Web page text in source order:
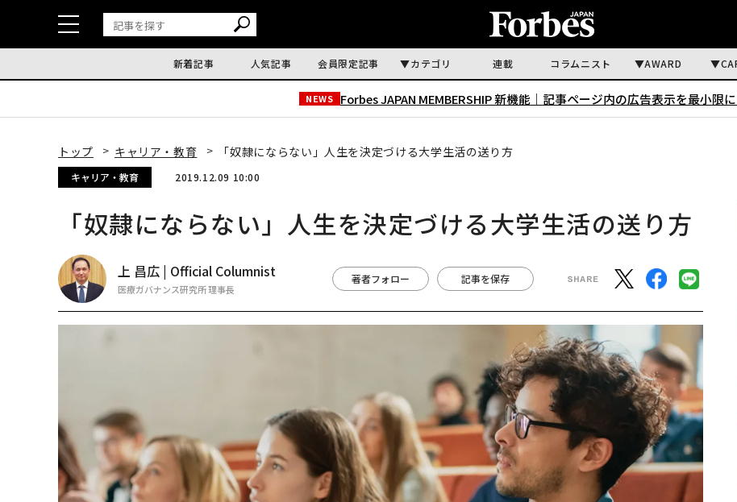
新着記事 人気記事 会員限定記事 カテゴリ 連載 コラムニスト AWARD
NEWS Forbes JAPAN MEMBERSHIP 新機能｜ 記事ページ内の広告表示を最小限
トップ キャリア・教育 「奴隷にならない」人生を決定づける大学生活の送り方
キャリア・教育 2019.12.09 10:00
「奴隷にならない」人生を決定づける大学生活の送り方
上 昌広 | Official Columnist
医療ガバナンス研究所 理事長
著者フォロー 記事を保存